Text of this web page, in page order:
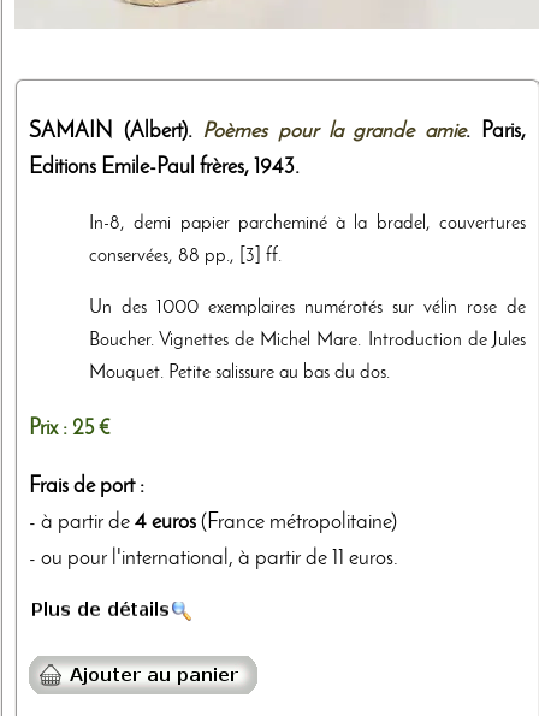
SAMAIN (Albert). Poèmes pour la grande amie. Paris,
Editions Emile-Paul frères, 1943.
In-8, demi papier parcheminé à la bradel, couvertures
conservées, 88 pp., [3] ff.
Un des 1000 exemplaires numérotés sur vélin rose de
Boucher. Vignettes de Michel Mare. Introduction de Jules
Mouquet. Petite salissure au bas du dos.
Prix : 25 €
Frais de port :
- à partir de 4 euros (France métropolitaine)
- ou pour l'international, à partir de 11 euros.